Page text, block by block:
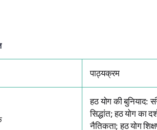
पाठ्यक्रम
हठ योग की
सिद्धांत; हठ योग का
नैतिकता; हठ योग